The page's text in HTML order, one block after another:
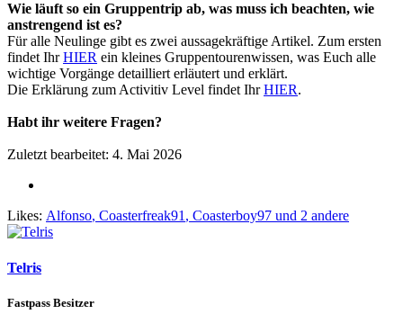
Wie läuft so ein Gruppentrip ab, was muss ich beachten, wie
anstrengend ist es?
Für alle Neulinge gibt es zwei aussagekräftige Artikel. Zum ersten
findet IhrHIER ein kleines Gruppentourenwissen, was Euch alle
wichtige Vorgänge detailliert erläutert und erklärt.
Die Erklärung zum Activitiv Level findet IhrHIER.
Habt ihr weitere Fragen?
Zuletzt bearbeitet: 4. Mai 2026
Likes: Alfonso, Coasterfreak91, Coasterboy97 und 2 andere
Telris
Fastpass Besitzer